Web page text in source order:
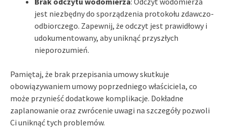
jest niezbędny do sporządzenia protokołu zdawczo-
odbiorczego. Zapewnij, że odczyt jest prawidłowy i
udokumentowany, aby uniknąć przyszłych
nieporozumień.
Pamiętaj, że brak przepisania umowy skutkuje
obowiązywaniem umowy poprzedniego właściciela, co
może przynieść dodatkowe komplikacje. Dokładne
zaplanowanie oraz zwrócenie uwagi na szczegóły pozwoli
Ci uniknąć tych problemów.